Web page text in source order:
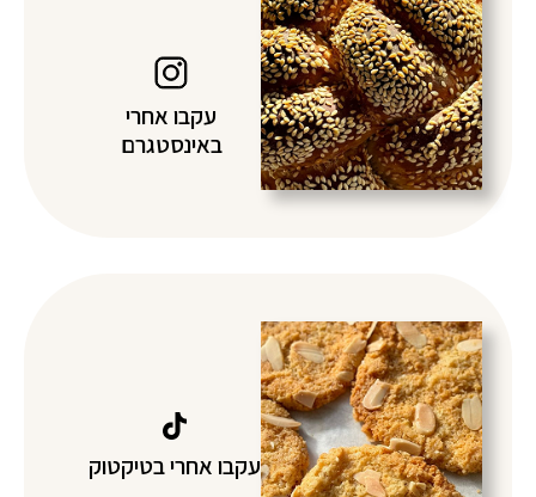
עקבו אחרי
באינסטגרם
עקבו אחרי בטיקטוק